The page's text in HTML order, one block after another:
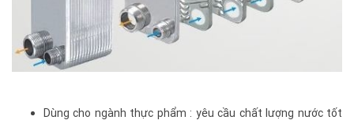
Dùng cho ngành thực phẩm : yêu cầu chất lượng nước tốt